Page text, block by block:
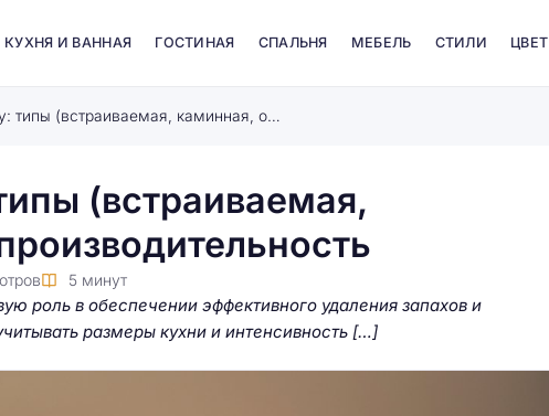
КУХНЯ И ВАННАЯ ГОСТИНАЯ СПАЛЬНЯ МЕБЕЛЬ СТИЛИ ЦВЕТ
Как выбрать вытяжку: типы (встраиваемая, каминная, островная), производительность
(встраиваемая,
5 минут
роль в обеспечении эффективного удаления запахов и
размеры кухни и интенсивность […]